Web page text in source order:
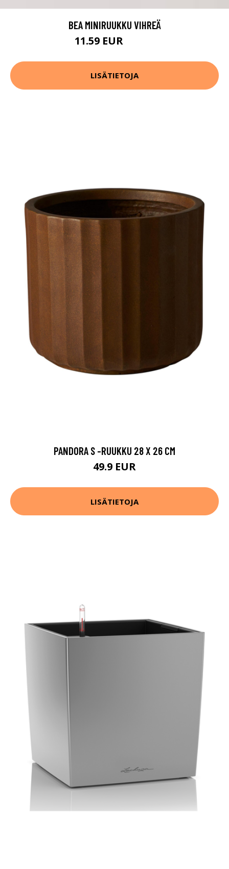
BEA MINIRUUKKU VIHREÄ
11.59 EUR
LISÄTIETOJA
PANDORA S -RUUKKU 28 X 26 CM
49.9 EUR
LISÄTIETOJA